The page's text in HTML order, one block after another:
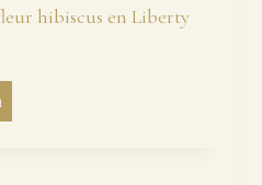
hibiscus en Liberty